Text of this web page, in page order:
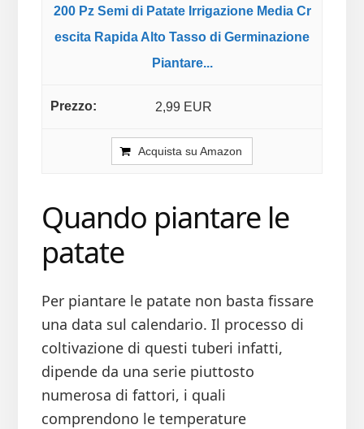
200 Pz Semi di Patate Irrigazione Media Cr
escita Rapida Alto Tasso di Germinazione
Piantare...
2,99 EUR
Acquista su Amazon
Quando piantare le
patate
Per piantare le patate non basta fissare
una data sul calendario. Il processo di
coltivazione di questi tuberi infatti,
dipende da una serie piuttosto
numerosa di fattori, i quali
comprendono le temperature